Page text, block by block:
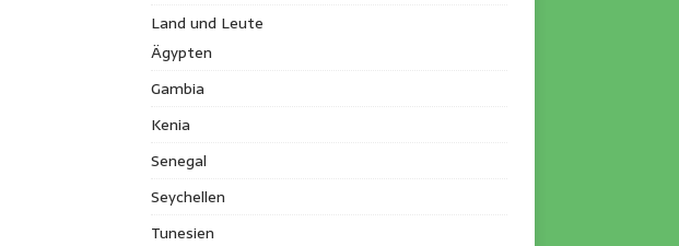
Land und Leute
Ägypten
Gambia
Kenia
Senegal
Seychellen
Tunesien